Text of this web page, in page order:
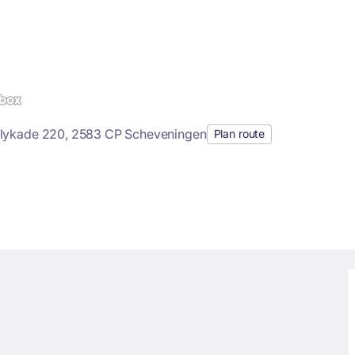
220, 2583 CP Scheveningen Plan route